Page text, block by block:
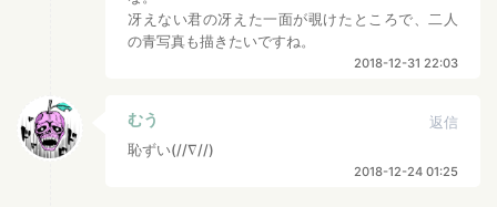
冴えない君の冴えた一面が覗けたところで、二人
の青写真も描きたいですね。
2018-12-31 22:03
むう
返信
恥ずい(//∇//)
2018-12-24 01:25